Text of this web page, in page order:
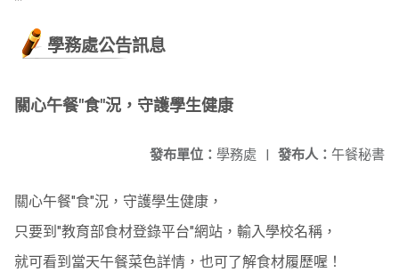
學務處公告訊息
關心午餐"食"況，守護學生健康
發布人： 午餐秘書
發布單位： 學務處 |
關心午餐"食"況，守護學生健康，
只要到"教育部食材登錄平台"網站，輸入學校名稱，
就可看到當天午餐菜色詳情，也可了解食材履歷喔！